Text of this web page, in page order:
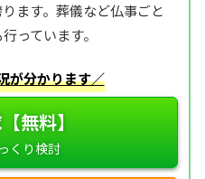
ます。葬儀など仏事ごと
っています。
が分かります／
無料】